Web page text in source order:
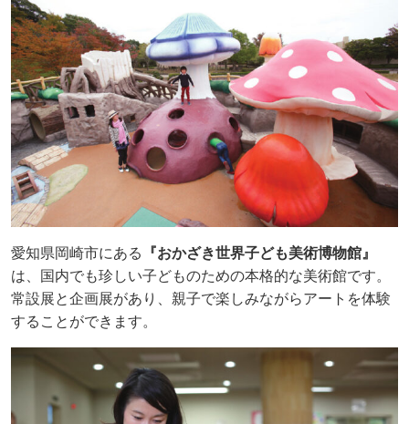
愛知県岡崎市にある
『おかざき世界子ども美術博物館』
は、国内でも珍しい子どものための本格的な美術館です。
常設展と企画展があり、親子で楽しみながらアートを体験
することができます。